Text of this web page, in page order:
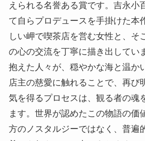
えられる名誉ある賞です。吉永小
て自らプロデュースを手掛けた本
しい岬で喫茶店を営む女性と、そ
の心の交流を丁寧に描き出してい
抱えた人々が、穏やかな海と温か
店主の慈愛に触れることで、再び
気を得るプロセスは、観る者の魂
ます。世界が認めたこの物語の価
方のノスタルジーではなく、普遍